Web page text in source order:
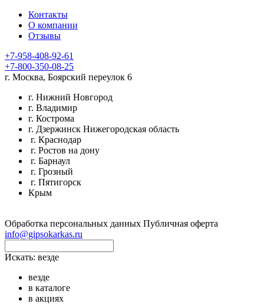
Контакты
О компании
Отзывы
+7-958-408-92-61
+7-800-350-08-25
г. Москва, Боярский переулок 6
г. Нижний Новгород
г. Владимир
г. Кострома
г. Дзержинск Нижегородская область
г. Краснодар
г. Ростов на дону
г. Барнаул
г. Грозный
г. Пятигорск
Крым
Обработка персональных данных Публичная оферта
info@gipsokarkas.ru
Искать: везде
везде
в каталоге
в акциях